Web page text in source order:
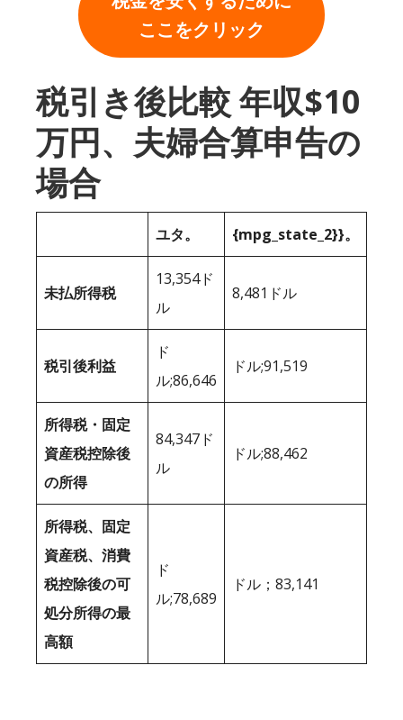
ここをクリック
税引き後比較 年収$10
万円、夫婦合算申告の
場合
ユタ。 {mpg_state_2}}。
未払所得税
13,354ド
ル
8,481ドル
税引後利益
ド
ル;86,646
ドル;91,519
所得税・固定
資産税控除後
の所得
84,347ド
ル
ドル;88,462
所得税、固定
資産税、消費
税控除後の可
処分所得の最
高額
ド
ル;78,689
ドル；83,141